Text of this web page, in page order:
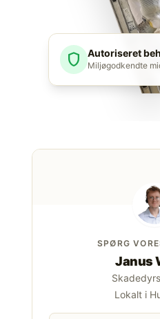
shield Autoriseret
Miljøgodkendte
SPØRG
Janus
Lokalt i